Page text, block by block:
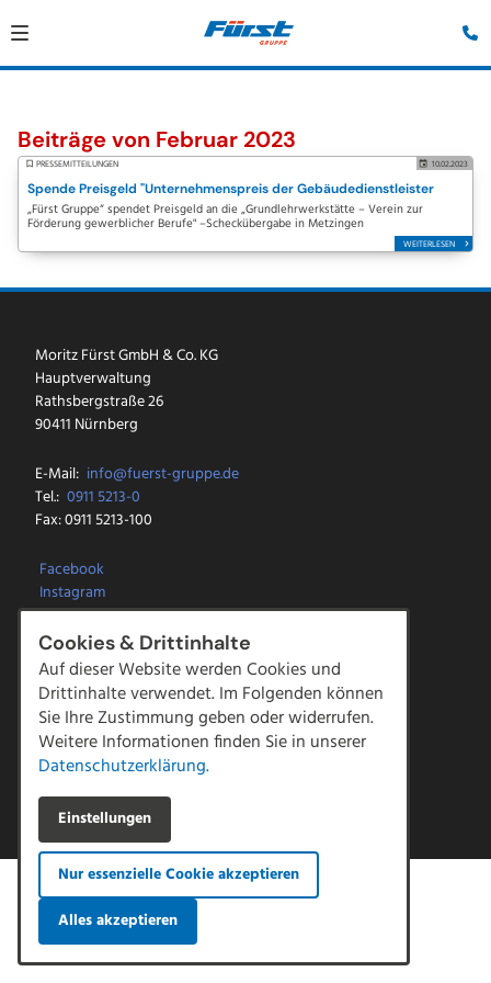
Beiträge von Februar 2023
PRESSEMITTEILUNGEN 10.02.2023
Spende Preisgeld "Unternehmenspreis der Gebäudedienstleister
„Fürst Gruppe“ spendet Preisgeld an die „Grundlehrwerkstätte – Verein zur
Förderung gewerblicher Berufe" –Scheckübergabe in Metzingen
WEITERLESEN
Moritz Fürst GmbH & Co. KG
Hauptverwaltung
Rathsbergstraße 26
90411 Nürnberg
E-Mail: info@fuerst-gruppe.de
Tel.: 0911 5213-0
Fax: 0911 5213-100
Facebook
Instagram
LinkedIn
YouTube
Kontakt
Downloads
Impressum
Datenschutz
Compliance
Hinweisgeber Meldestelle
Cookies & Drittinhalte
Auf dieser Website werden Cookies und
Drittinhalte verwendet. Im Folgenden können
Sie Ihre Zustimmung geben oder widerrufen.
Weitere Informationen finden Sie in unserer
Datenschutzerklärung.
Einstellungen
Nur essenzielle Cookie akzeptieren
Alles akzeptieren